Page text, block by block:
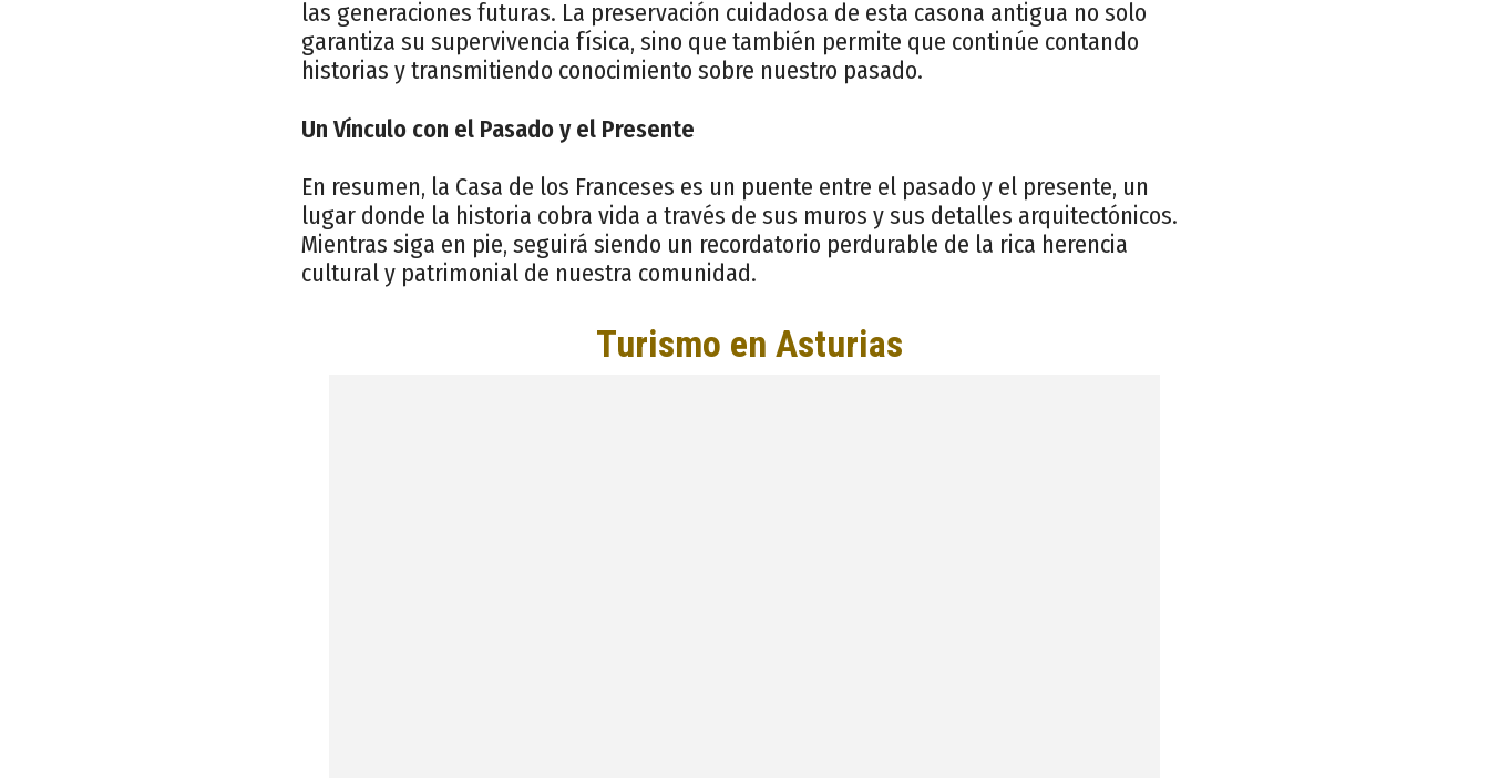
las generaciones futuras. La preservación cuidadosa de esta casona antigua no solo
garantiza su supervivencia física, sino que también permite que continúe contando
historias y transmitiendo conocimiento sobre nuestro pasado.
Un Vínculo con el Pasado y el Presente
En resumen, la Casa de los Franceses es un puente entre el pasado y el presente, un
lugar donde la historia cobra vida a través de sus muros y sus detalles arquitectónicos.
Mientras siga en pie, seguirá siendo un recordatorio perdurable de la rica herencia
cultural y patrimonial de nuestra comunidad.